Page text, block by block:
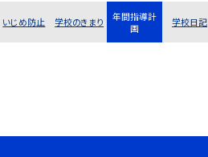
いじめ防止 学校のきまり
年間指導計
画
学校日記